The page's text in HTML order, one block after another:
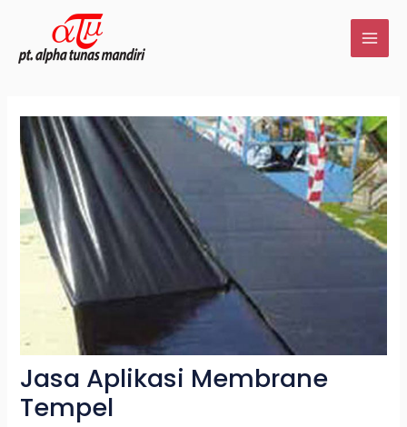
konten
Jasa Aplikasi Membrane
Tempel